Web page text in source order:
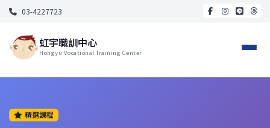
03-4227723
虹宇職訓中心
Hongyu Vocational Training Center
精選課程